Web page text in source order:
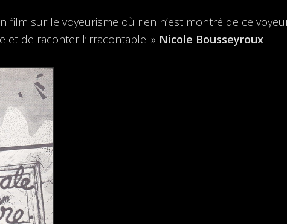
film sur le voyeurisme où rien n’est montré de ce
et de raconter l’irracontable. » Nicole Bousseyroux